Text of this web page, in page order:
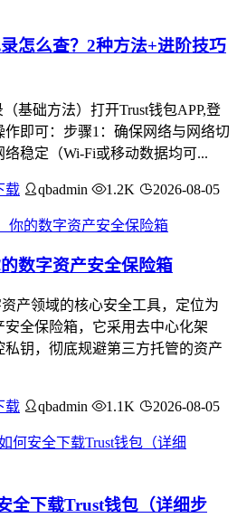
怎么查？2种方法+进阶技巧
基础方法）打开Trust钱包APP,登
即可：步骤1：确保网络与网络切
稳定（Wi-Fi或移动数据均可...
载 qbadmin 1.2K 2026-08-05
数字资产安全保险箱
资产领域的核心安全工具，定位为
安全保险箱，它采用去中心化架
钥，彻底规避第三方托管的资产
载 qbadmin 1.1K 2026-08-05
全下载Trust钱包（详细步